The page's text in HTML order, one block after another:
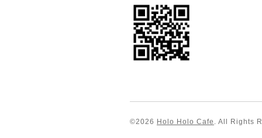
©2026 Holo Holo Cafe . All Rights